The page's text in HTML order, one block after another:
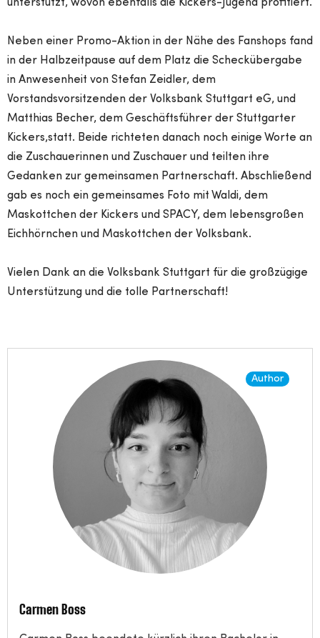
unterstützt, wovon ebenfalls die Kickers-Jugend profitiert.
Neben einer Promo-Aktion in der Nähe des Fanshops fand
in der Halbzeitpause auf dem Platz die Scheckübergabe
in Anwesenheit von Stefan Zeidler, dem
Vorstandsvorsitzenden der Volksbank Stuttgart eG, und
Matthias Becher, dem Geschäftsführer der Stuttgarter
Kickers,statt. Beide richteten danach noch einige Worte an
die Zuschauerinnen und Zuschauer und teilten ihre
Gedanken zur gemeinsamen Partnerschaft. Abschließend
gab es noch ein gemeinsames Foto mit Waldi, dem
Maskottchen der Kickers und SPACY, dem lebensgroßen
Eichhörnchen und Maskottchen der Volksbank.
Vielen Dank an die Volksbank Stuttgart für die großzügige
Unterstützung und die tolle Partnerschaft!
Carmen Boss
Author